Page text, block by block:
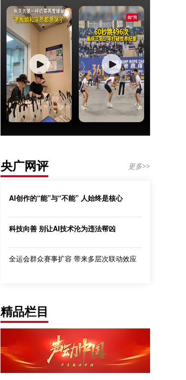
央广网评 更多>>
AI创作的“能”与“不能” 人始终是核心
科技向善 别让AI技术沦为违法帮凶
全运会群众赛事扩容 带来多层次联动效应
精品栏目